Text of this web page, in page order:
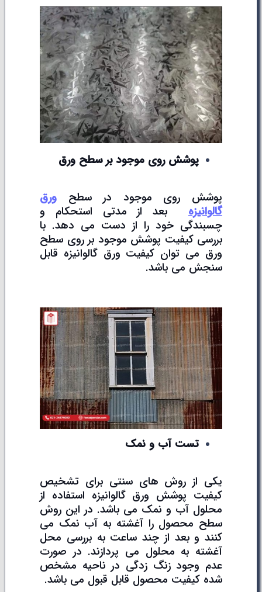
پوشش روی موجود بر سطح ورق
پوشش روی موجود در سطح ورق
گالوانیزه بعد از مدتی استحکام و
چسبندگی خود را از دست می دهد. با
بررسی کیفیت پوشش موجود بر روی سطح
ورق می توان کیفیت ورق گالوانیزه قابل
سنجش می باشد.
تست آب و نمک
یکی از روش های سنتی برای تشخیص
کیفیت پوشش ورق گالوانیزه استفاده از
محلول آب و نمک می باشد. در این روش
سطح محصول را آغشته به آب نمک می
کنند و بعد از چند ساعت به بررسی محل
آغشته به محلول می پردازند. در صورت
عدم وجود زنگ زدگی در ناحیه مشخص
شده کیفیت محصول قابل قبول می باشد.